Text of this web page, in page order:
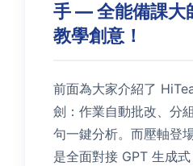
手 — 全能備課大
教學創意！
前面為大家介紹了
劍：作業自動批改、分
句一鍵分析。而壓軸登
是全面對接 GPT 生成